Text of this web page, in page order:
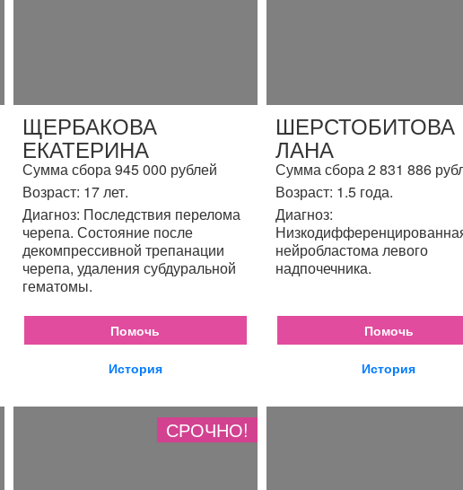
ЩЕРБАКОВА
ЕКАТЕРИНА
Сумма сбора 945 000 рублей
Возраст: 17 лет.
Диагноз: Последствия перелома
черепа. Состояние после
декомпрессивной трепанации
черепа, удаления субдуральной
гематомы.
Помочь
История
ШЕРСТОБИТОВА
ЛАНА
Сумма сбора 2 831 886
Возраст: 1.5 года.
Диагноз:
нейробластома левого
надпочечника.
Помочь
История
СРОЧНО!